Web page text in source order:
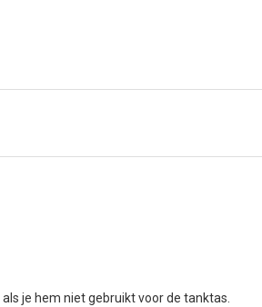
je hem niet gebruikt voor de tanktas.